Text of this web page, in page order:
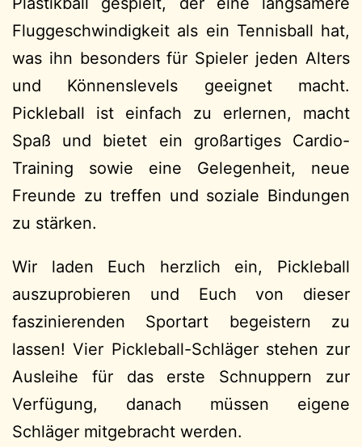
Fluggeschwindigkeit als ein Tennisball hat,
was ihn besonders für Spieler jeden Alters
und Könnenslevels geeignet macht.
Pickleball ist einfach zu erlernen, macht
Spaß und bietet ein großartiges Cardio-
Training sowie eine Gelegenheit, neue
Freunde zu treffen und soziale Bindungen
zu stärken.
Wir laden Euch herzlich ein, Pickleball
auszuprobieren und Euch von dieser
faszinierenden Sportart begeistern zu
lassen! Vier Pickleball-Schläger stehen zur
Ausleihe für das erste Schnuppern zur
Verfügung, danach müssen eigene
Schläger mitgebracht werden.